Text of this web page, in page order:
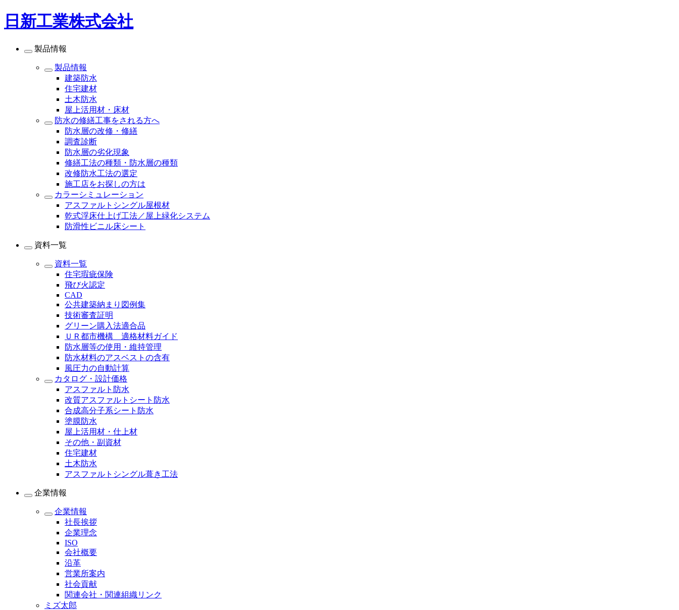
日新工業株式会社
製品情報
製品情報
建築防水
住宅建材
土木防水
屋上活用材・床材
防水の修繕工事をされる方へ
防水層の改修・修繕
調査診断
防水層の劣化現象
修繕工法の種類・防水層の種類
改修防水工法の選定
施工店をお探しの方は
カラーシミュレーション
アスファルトシングル屋根材
乾式浮床仕上げ工法／屋上緑化システム
防滑性ビニル床シート
資料一覧
資料一覧
住宅瑕疵保険
飛び火認定
CAD
公共建築納まり図例集
技術審査証明
グリーン購入法適合品
ＵＲ都市機構 適格材料ガイド
防水層等の使用・維持管理
防水材料のアスベストの含有
風圧力の自動計算
カタログ・設計価格
アスファルト防水
改質アスファルトシート防水
合成高分子系シート防水
塗膜防水
屋上活用材・仕上材
その他・副資材
住宅建材
土木防水
アスファルトシングル葺き工法
企業情報
企業情報
社長挨拶
企業理念
ISO
会社概要
沿革
営業所案内
社会貢献
関連会社・関連組織リンク
ミズ太郎